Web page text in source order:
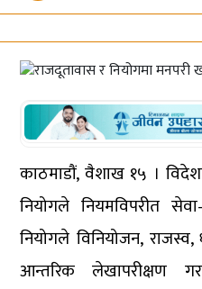
काठमाडौं, वैशाख १५ ।
नियोगले नियमविपरीत
नियोगले विनियोजन,
आन्तरिक लेखापरीक्षण